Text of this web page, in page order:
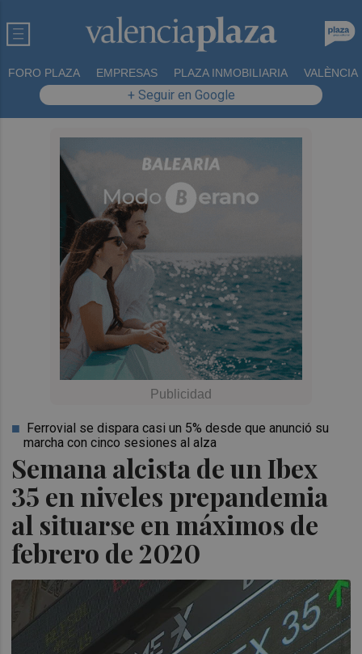
FORO PLAZA EMPRESAS PLAZA INMOBILIARIA VALÈNCIA
+ Seguir en Google
Semana alcista de un Ibex
35 en niveles prepandemia
al situarse en máximos de
febrero de 2020
Ferrovial se dispara casi un 5% desde que anunció su
marcha con cinco sesiones al alza